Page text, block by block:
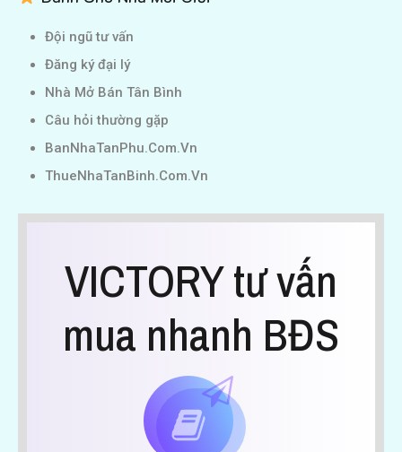
Đội ngũ tư vấn
Đăng ký đại lý
Nhà Mở Bán Tân Bình
Câu hỏi thường gặp
BanNhaTanPhu.Com.Vn
ThueNhaTanBinh.Com.Vn
VICTORY tư vấn
mua nhanh BĐS